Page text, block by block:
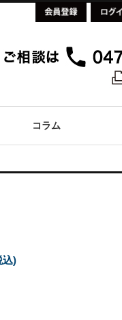
コラム
込)